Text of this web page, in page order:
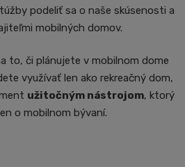
podeliť sa o naše skúsenosti a
mobilných domov.
to, či plánujete v mobilnom dome
využívať len ako rekreačný dom,
užitočným nástrojom, ktorý
o mobilnom bývaní.